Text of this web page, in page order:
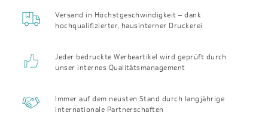
Versand in Höchst­geschwin­digkeit – dank
hochqualifizierter, haus­interner Druckerei
Jeder bedruckte Werbeartikel wird geprüft durch
unser internes Qualitäts­management
Immer auf dem neusten Stand durch langjährige
internationale Partnerschaften